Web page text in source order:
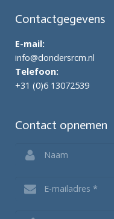
Contactgegevens
E-mail:
info@dondersrcm.nl
Telefoon:
+31 (0)6 13072539
Contact opnemen